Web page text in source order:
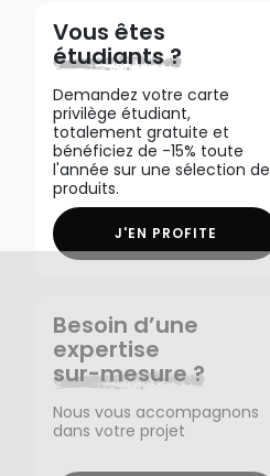
Vous êtes
étudiants ?
Demandez votre carte
privilège étudiant,
totalement gratuite et
bénéficiez de -15% toute
l'année sur une sélection de
produits.
J'EN PROFITE
Besoin d’une
expertise
sur-mesure ?
Nous vous accompagnons
dans votre projet